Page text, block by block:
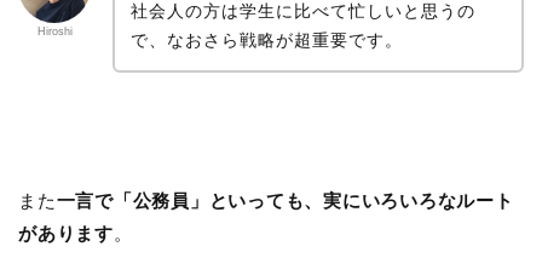
Hiroshi
社会人の方は学生に比べて忙しいと思うの
で、なおさら戦略が超重要です。
また一言で「公務員」といっても、実にいろいろなルート
があります。